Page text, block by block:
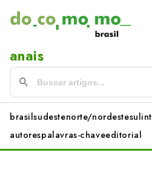
anais
brasilsudestenorte/nordestesulint
autorespalavras-chaveeditorial